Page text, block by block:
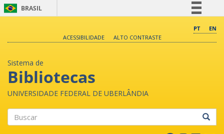
BRASIL
Comunica BR
PT
EN
ACESSIBILIDADE
ALTO CONTRASTE
Sistema de
Bibliotecas
UNIVERSIDADE FEDERAL DE UBERLÂNDIA